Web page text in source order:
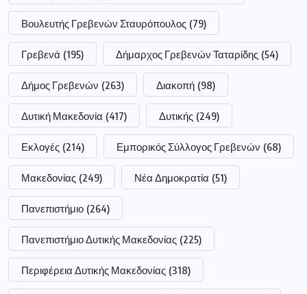
Βουλευτής Γρεβενών Σταυρόπουλος (79)
Γρεβενά (195) Δήμαρχος Γρεβενών Ταταρίδης (54)
Δήμος Γρεβενών (263) Διακοπή (98)
Δυτική Μακεδονία (417) Δυτικής (249)
Εκλογές (214) Εμπορικός Σύλλογος Γρεβενών (68)
Μακεδονίας (249) Νέα Δημοκρατία (51)
Πανεπιστήμιο (264)
Πανεπιστήμιο Δυτικής Μακεδονίας (225)
Περιφέρεια Δυτικής Μακεδονίας (318)